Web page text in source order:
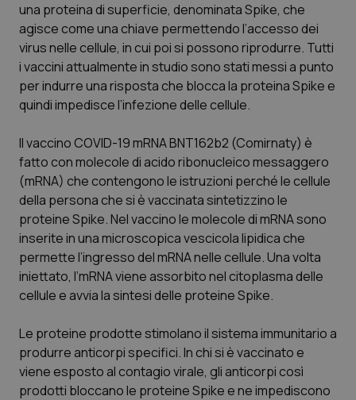
Lazio
Liguria
Lombardia
Marche
Molise
Piemonte
Provincia Autonoma di Bolzano
Provincia Autonoma di Trento
Puglia
Sardegna
Diabete & glucometri
Disturbi dell’umore
Dolore
Donna & Salute
Epatiti
HIV
Infezioni & Febbre
Ipertensione & Scompenso
Malattie rare
Malattia di Crohn & Rettocolite Ulcerosa
una proteina di superficie, denominata Spike, che
agisce come una chiave permettendo l’accesso dei
virus nelle cellule, in cui poi si possono riprodurre. Tutti
i vaccini attualmente in studio sono stati messi a punto
per indurre una risposta che blocca la proteina Spike e
quindi impedisce l’infezione delle cellule.
Il vaccino COVID-19 mRNA BNT162b2 (Comirnaty) è
fatto con molecole di acido ribonucleico messaggero
(mRNA) che contengono le istruzioni perché le cellule
della persona che si è vaccinata sintetizzino le
proteine Spike. Nel vaccino le molecole di mRNA sono
inserite in una microscopica vescicola lipidica che
permette l’ingresso del mRNA nelle cellule. Una volta
iniettato, l’mRNA viene assorbito nel citoplasma delle
cellule e avvia la sintesi delle proteine Spike.
Le proteine prodotte stimolano il sistema immunitario a
produrre anticorpi specifici. In chi si è vaccinato e
viene esposto al contagio virale, gli anticorpi così
prodotti bloccano le proteine Spike e ne impediscono